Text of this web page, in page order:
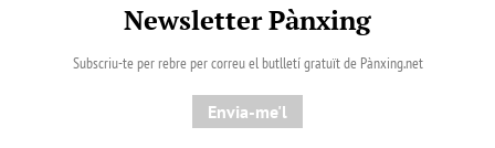
Newsletter Pànxing
Subscriu-te per rebre per correu el butlletí gratuït de Pànxing.net​
Envia-me'l